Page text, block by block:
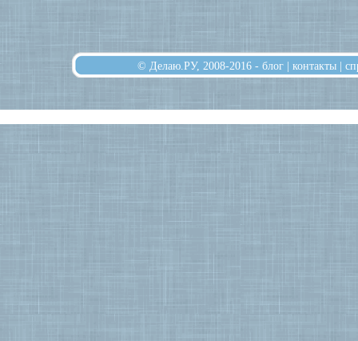
© Делаю.РУ, 2008-2016 - блог | контакты |